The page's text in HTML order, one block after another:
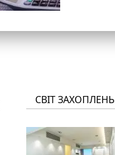
СВІТ ЗАХОПЛЕНЬ